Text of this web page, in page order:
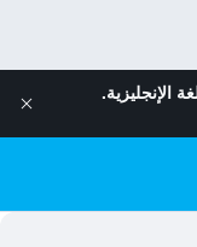
الإنجليزية.